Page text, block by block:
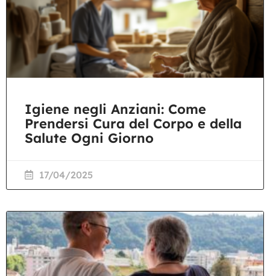
Igiene negli Anziani: Come
Prendersi Cura del Corpo e della
Salute Ogni Giorno
17/04/2025